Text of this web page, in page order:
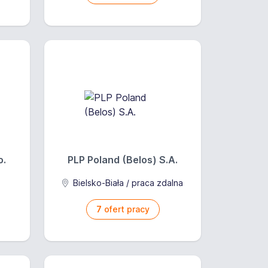
PLP Poland (Belos) S.A.
Bielsko-Biała / praca zdalna
7 ofert pracy